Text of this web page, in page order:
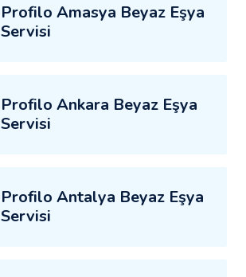
Profilo Amasya Beyaz Eşya
Servisi
Profilo Ankara Beyaz Eşya
Servisi
Profilo Antalya Beyaz Eşya
Servisi